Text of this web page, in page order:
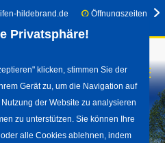
Privatsphäre!
klicken, stimmen Sie der
Gerät zu, um die Navigation auf
der Website zu analysieren
zu unterstützen. Sie können Ihre
alle Cookies ablehnen, indem
hildebrand.de Öffnungszeiten
☰